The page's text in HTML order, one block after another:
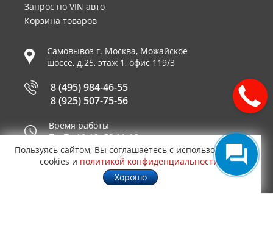
Запрос по VIN авто
Корзина товаров
Самовывоз г. Москва, Можайское
шоссе, д.25, этаж 1, офис 119/3
8 (495) 984-46-55
8 (925) 507-75-56
Время работы
Пн-Пт 10-19, Сб 11-16
Принимаем к оплате
Пользуясь сайтом, Вы соглашаетесь с использованием
cookies и политикой конфиденциальности
Хорошо